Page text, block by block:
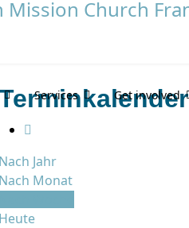
Services Get involved
Nach Jahr
Nach Monat
Heute